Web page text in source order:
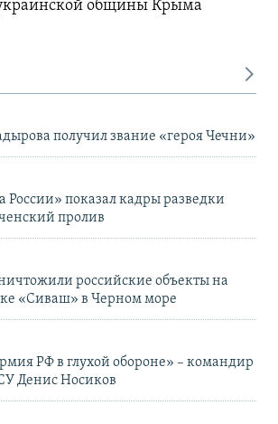
общины Крыма
получил звание «героя Чечни»
России» показал кадры разведки
пролив
российские объекты на
«Сиваш» в Черном море
РФ в глухой обороне» – командир
Денис Носиков